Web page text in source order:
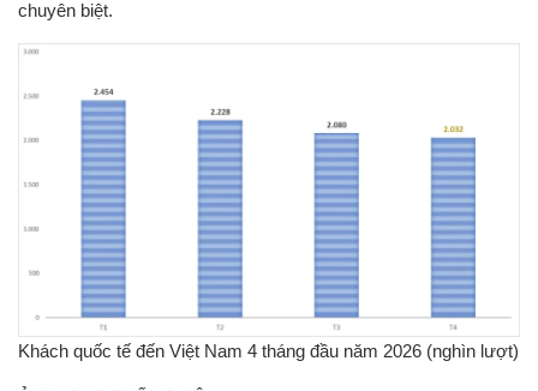
chuyên biệt.
Khách quốc tế đến Việt Nam 4 tháng đầu năm 2026 (nghìn lượt)